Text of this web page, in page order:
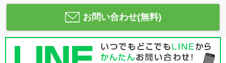
お問い合わせ(無料)